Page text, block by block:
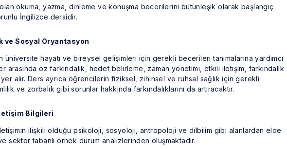
okuma, yazma, dinleme ve konuşma becerilerini bütünleşik olarak başlangıç
İngilizce dersidir.
ve Sosyal Oryantasyon
hayatı ve bireysel gelişimleri için gerekli becerileri tanımalarına yardımcı
arasında öz farkındalık, hedef belirleme, zaman yönetimi, etkili iletişim, farkındalık
alır. Ders ayrıca öğrencilerin fiziksel, zihinsel ve ruhsal sağlık için gerekli
ve zorbalık gibi sorunlar hakkında farkındalıklarını da artıracaktır.
Bilgileri
ilişkili olduğu psikoloji, sosyoloji, antropoloji ve dilbilim gibi alanlardan elde
sektör tabanlı örnek durum analizlerinden oluşmaktadır.